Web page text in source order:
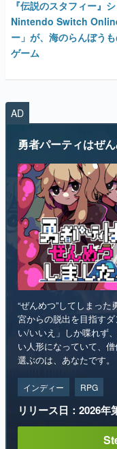
『伝説のスタフィー』
Nintendo Switch
ー」が、海のらんぼう
ゲーム
AD
勇者パーティはぜん
“ぜんめつ”してしまっ
宮からの脱出を目指す
い/いいえ」しか喋れず
い人形になっていて、
選ぶのは、あなたです。
インディー RPG
リリース日：2026年